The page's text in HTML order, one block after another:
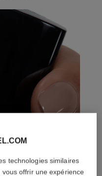
technologies similaires
offrir une expérience